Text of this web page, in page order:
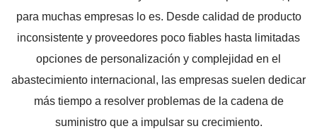
para muchas empresas lo es. Desde calidad de producto
inconsistente y proveedores poco fiables hasta limitadas
opciones de personalización y complejidad en el
abastecimiento internacional, las empresas suelen dedicar
más tiempo a resolver problemas de la cadena de
suministro que a impulsar su crecimiento.